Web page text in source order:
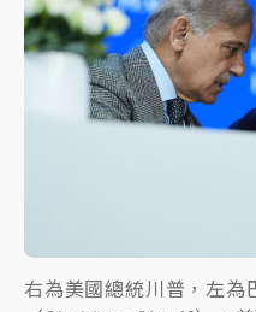
右為美國總統川普，左為